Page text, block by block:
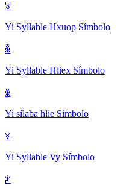
ꉕ
Yi Syllable Hxuop Símbolo
ꆛ
Yi Syllable Hliex Símbolo
ꆜ
Yi sílaba hlie Símbolo
ꃼ
Yi Syllable Vy Símbolo
ꐕ